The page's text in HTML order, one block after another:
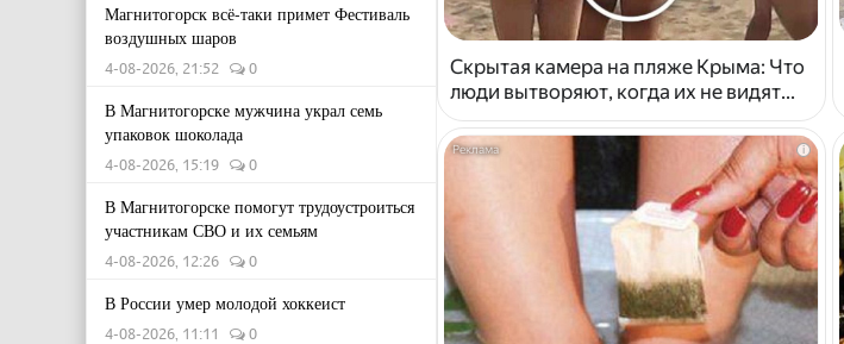
Магнитогорск всё-таки примет Фестиваль
воздушных шаров
4-08-2026, 21:52 0
В Магнитогорске мужчина украл семь
упаковок шоколада
4-08-2026, 15:19 0
В Магнитогорске помогут трудоустроиться
участникам СВО и их семьям
4-08-2026, 12:26 0
В России умер молодой хоккеист
4-08-2026, 11:11 0
Скрытая камера на пляже Крыма: Что
люди вытворяют, когда их не видят...
i